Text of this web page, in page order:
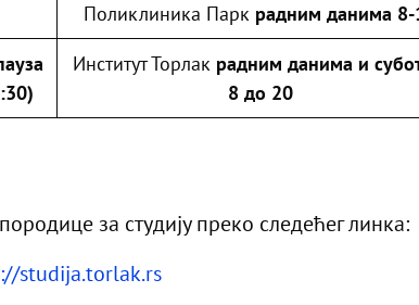
Поликлиника Парк радним данима
Институт Торлак радним данима и
8 до 20
за студију преко следећег линка:
studija.torlak.rs